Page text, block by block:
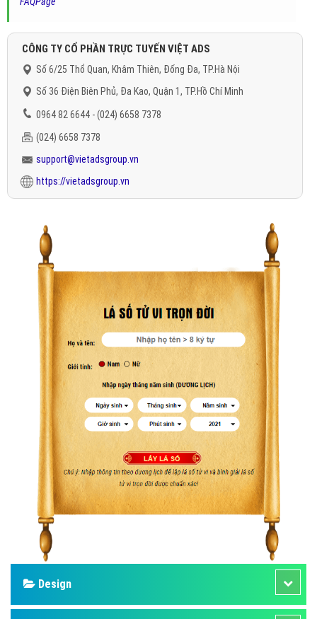
CÔNG TY CỔ PHẦN TRỰC TUYẾN VIỆT ADS
Số 6/25 Thổ Quan, Khâm Thiên, Đống Đa, TP.Hà Nội
Số 36 Điện Biên Phủ, Đa Kao, Quận 1, TP.Hồ Chí Minh
0964 82 6644 - (024) 6658 7378
(024) 6658 7378
support@vietadsgroup.vn
https://vietadsgroup.vn
Design